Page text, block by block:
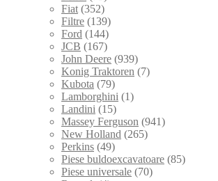
Fiat (352)
Filtre (139)
Ford (144)
JCB (167)
John Deere (939)
Konig Traktoren (7)
Kubota (79)
Lamborghini (1)
Landini (15)
Massey Ferguson (941)
New Holland (265)
Perkins (49)
Piese buldoexcavatoare (85)
Piese universale (70)